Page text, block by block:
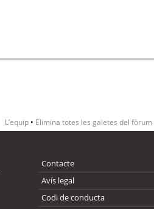
L’equip • Elimina totes les galetes del fòrum
Contacte
Avís legal
Codi de conducta